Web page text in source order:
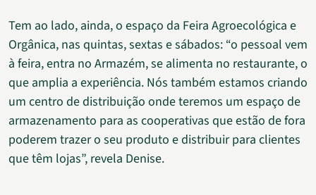
Tem ao lado, ainda, o espaço da Feira Agroecológica e
Orgânica, nas quintas, sextas e sábados: “o pessoal vem
à feira, entra no Armazém, se alimenta no restaurante, o
que amplia a experiência. Nós também estamos criando
um centro de distribuição onde teremos um espaço de
armazenamento para as cooperativas que estão de fora
poderem trazer o seu produto e distribuir para clientes
que têm lojas”, revela Denise.